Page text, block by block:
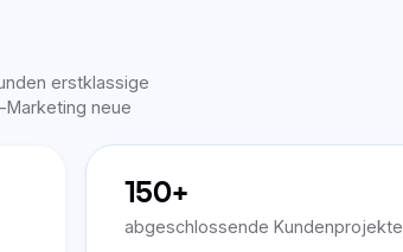
erstklassige
Marketing neue
150+
abgeschlossende Kundenprojekte